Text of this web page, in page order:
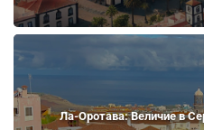
Ла-Оротава: Величие в